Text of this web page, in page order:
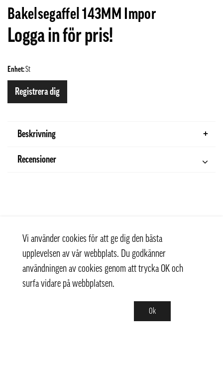
Bakelsegaffel 143MM Impor
Logga in för pris!
Enhet:St
Registrera dig
Beskrivning
Recensioner
Vi använder cookies för att ge dig den bästa
upplevelsen av vår webbplats. Du godkänner
användningen av cookies genom att trycka OK och
surfa vidare på webbplatsen.
Ok